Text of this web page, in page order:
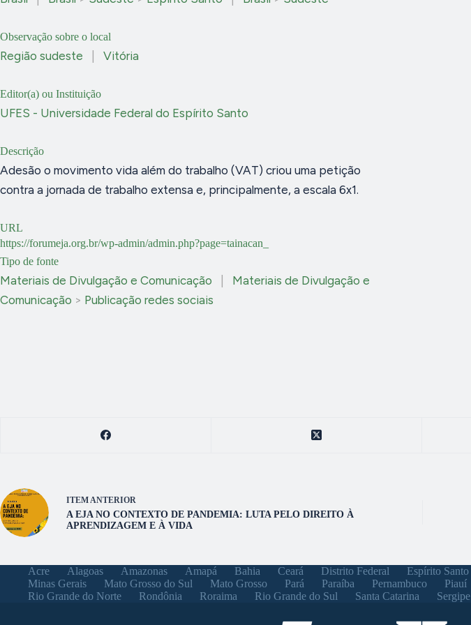
Observação sobre o local
Região sudeste Vitória
Editor(a) ou Instituição
UFES - Universidade Federal do Espírito Santo
Descrição
Adesão o movimento vida além do trabalho (VAT) criou uma petição
contra a jornada de trabalho extensa e, principalmente, a escala 6x1.
URL
https://forumeja.org.br/wp-admin/admin.php?page=tainacan_
Tipo de fonte
Materiais de Divulgação e Comunicação
Materiais de Divulgação e
Comunicação > Publicação redes sociais
ITEM ANTERIOR
A EJA NO CONTEXTO DE PANDEMIA: LUTA PELO DIREITO À
APRENDIZAGEM E À VIDA
Acre Alagoas Amazonas Amapá Bahia Ceará Distrito Federal Espírito Santo
Minas Gerais
Mato Grosso do Sul Mato Grosso Pará Paraíba Pernambuco Piauí
Rio Grande do Norte
Rondônia Roraima Rio Grande do Sul Santa Catarina Sergipe